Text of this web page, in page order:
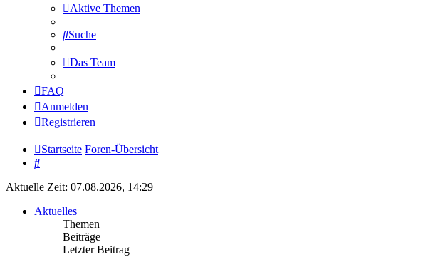
Aktive Themen
Suche
Das Team
FAQ
Anmelden
Registrieren
Startseite Foren-Übersicht
Suche
Aktuelle Zeit: 07.08.2026, 14:29
Aktuelles
Themen
Beiträge
Letzter Beitrag